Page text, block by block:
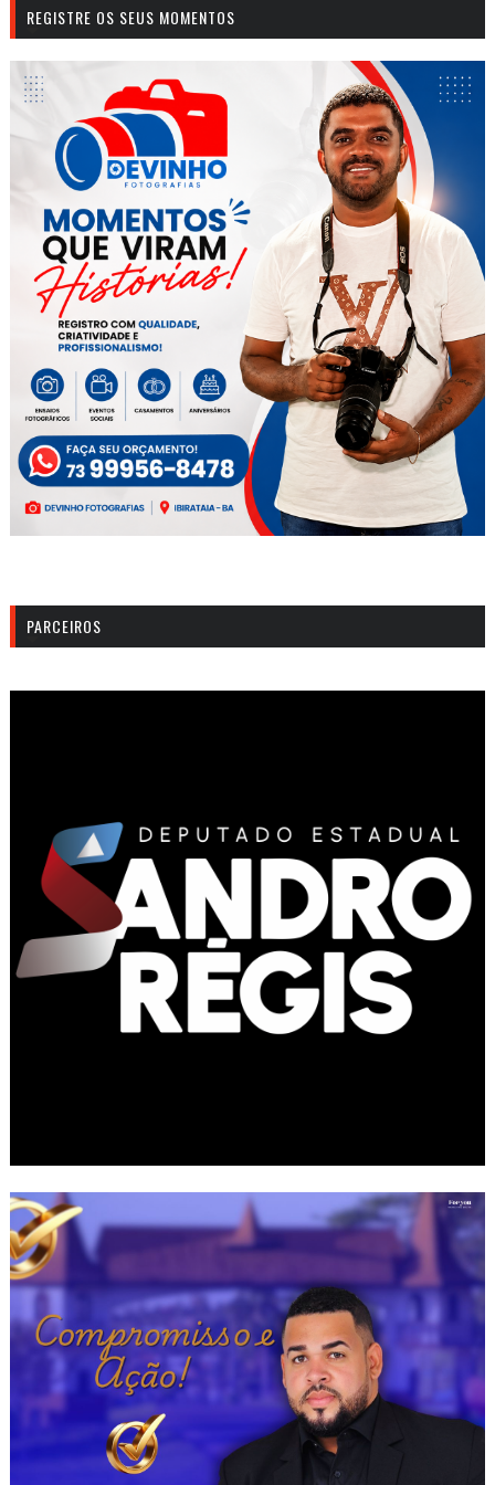
REGISTRE OS SEUS MOMENTOS
PARCEIROS